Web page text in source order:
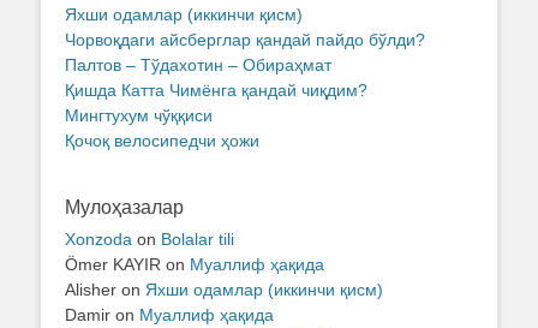
Яхши одамлар (иккинчи қисм)
Чорвоқдаги айсберглар қандай пайдо бўлди?
Палтов – Тўдахотин – Обираҳмат
Қишда Катта Чимёнга қандай чиқдим?
Мингтухум чўққиси
Қочоқ велосипедчи ҳожи
Мулоҳазалар
Xonzoda on Bolalar tili
Ömer KAYIR on Муаллиф ҳақида
Alisher on Яхши одамлар (иккинчи қисм)
Damir on Муаллиф ҳақида